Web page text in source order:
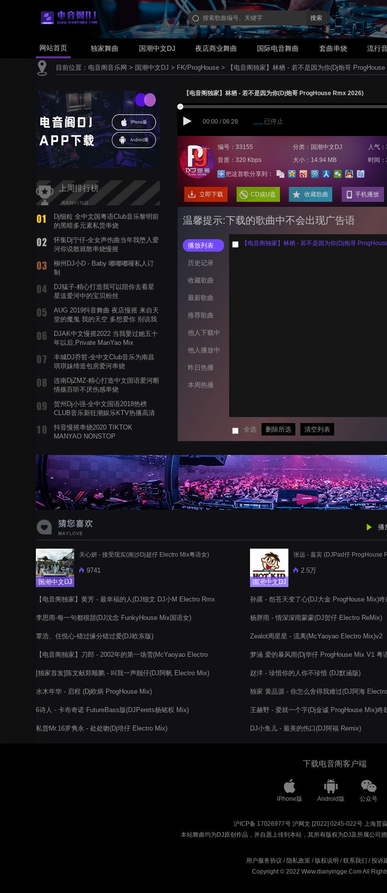
搜索
网站首页 独家舞曲 国潮中文DJ 夜店商业舞曲 国际电音舞曲 套曲串烧 流行
目前位置： 电音阁音乐网 > 国潮中文DJ > FK/ProgHouse > 【电音阁独家】林栖 - 若不是因为你(Dj炮哥
上周排行榜
Dj细粒 全中文国粤语Club音乐黎明前
的黑暗多元素私货串烧
怀集Dj宁仔-全女声伤曲当年我堕入爱
河你说散就散串烧慢摇
柳州DJ小D - Baby 嘟嘟嘟哑私人订
制
DJ猛子-精心打造我可以陪你去看星
星送爱河中的宝贝粉丝
AUG 2019抖音舞曲 夜店慢摇 来自天
堂的魔鬼 我的天空 多想爱你 别说我
DJAK中文慢摇2022 当我娶过她五十
年以后,Private ManYao Mix
丰城DJ乔哲-全中文Club音乐为南昌
琪琪妹缔造包房爱河串烧
连南DjZMZ-精心打造中文国语爱河断
情殇百听不厌伤感串烧
贺州Dj小强-全中文国语2018热榜
CLUB音乐新狂潮娱乐KTV热播高清
抖音慢摇串烧2020 TIKTOK
MANYAO NONSTOP
蝉爸爸妈妈爱存在夏天的风是想你的
声音啊
【电音阁独家】林栖 - 若不是因为你(Dj炮哥 ProgHouse Rmx 2026)
00:00 / 06:28 已停止
编号：33155 分类：国潮中文DJ
人气
音质：320 Kbps
大小：14.94 MB
时间
把这首歌分享到：
立即下载 CD或U盘 收藏歌曲 手机播放
温馨提示:下载的歌曲中不会出现广告语
播放列表
历史记录
收藏歌曲
最新歌曲
推荐歌曲
他人下载中
他人播放中
昨日热播
本周热播
【电音阁独家】林栖 - 若不是因为你(Dj炮哥
全选 删除所选 清空列表
播
国潮中文DJ
关心妍 - 接受现实(南沙Dj超仔 Electro Mix粤语女)
9741
【电音阁独家】黄芳 - 最幸福的人(DJ细文 DJ小M Electro Rmx
李思雨-每一句都很甜(DJ沈念 FunkyHouse Mix国语女)
覃浩、任悦心-错过缘分错过爱(DJ欧东版)
【电音阁独家】刀郎 - 2002年的第一场雪(McYaoyao Electro
[独家首发]陈文献郑顺鹏 - 叫我一声靓仔(DJ阿帆 Electro Mix)
水木年华 - 启程 (Dj欧炳 ProgHouse Mix)
6诗人 - 卡布奇诺 FutureBass版(DJPerets杨铭权 Mix)
私货Mr.16罗隽永 - 处处吻(Dj培仔 Electro Mix)
国潮中文DJ
张远 - 嘉宾 (DJPad仔 ProgHouse
2.5万
孙露 - 怨苍天变了心(DJ大金 ProgHouse Mix)咚
杨胖雨 - 情深深雨蒙蒙(DJ贺仔 Electro ReMix)
Zealot周星星 - 流离(McYaoyao Electro Mix)v2
梦涵 爱的暴风雨(Dj华仔 ProgHouse Mix V1 粤
赵洋 - 珍惜你的人你不珍惜 (DJ默涵版)
独家 黄品源 - 你怎么舍得我难过(DJ阿海
王赫野 - 爱就一个字(Dj金诚 ProgHouse Mix)咚
DJ小鱼儿 - 最美的伤口(DJ阿福 Remix)
下载电音阁客户端
iPhone版 Android版 公众号
沪ICP备 17026977号 沪网文 [2022] 0245-022号 上海普
本站舞曲均为DJ原创作品，并自愿上传到本站，其所有版权为DJ及所属公司
用户服务协议 / 隐私政策/ 版权说明 /联系我们 /投诉
Copyright © 2022 Www.dianyingge.Com All